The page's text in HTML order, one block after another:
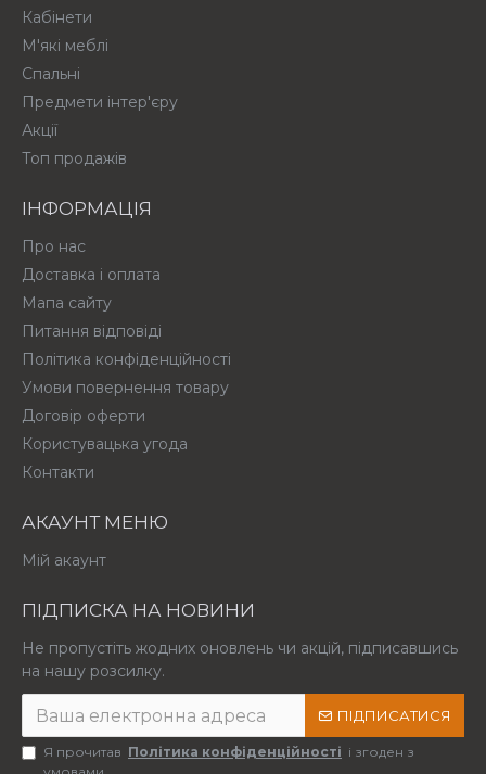
Кабінети
М'які меблі
Спальні
Предмети інтер'єру
Акції
Топ продажів
ІНФОРМАЦІЯ
Про нас
Доставка і оплата
Мапа сайту
Питання відповіді
Політика конфіденційності
Умови повернення товару
Договір оферти
Користувацька угода
Контакти
АКАУНТ МЕНЮ
Мій акаунт
ПІДПИСКА НА НОВИНИ
Не пропустіть жодних оновлень чи акцій, підписавшись
на нашу розсилку.
ПІДПИСАТИСЯ
Я прочитав Політика конфіденційності і згоден з